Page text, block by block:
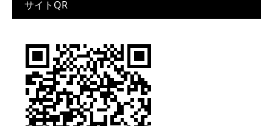
サイトQR